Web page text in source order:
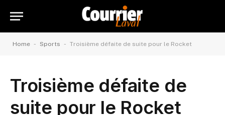
Home - Sports - Troisième défaite de suite pour le Rocket
Troisième défaite de
suite pour le Rocket